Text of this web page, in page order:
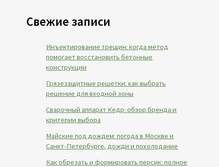
Свежие записи
Инъектирование трещин: когда метод
помогает восстановить бетонные
конструкции
Грязезащитные решетки: как выбрать
решение для входной зоны
Сварочный аппарат Кедр: обзор бренда и
критерии выбора
Майские под дождем: погода в Москве и
Санкт-Петербурге, дожди и похолодание
Как обрезать и формировать персик: полное